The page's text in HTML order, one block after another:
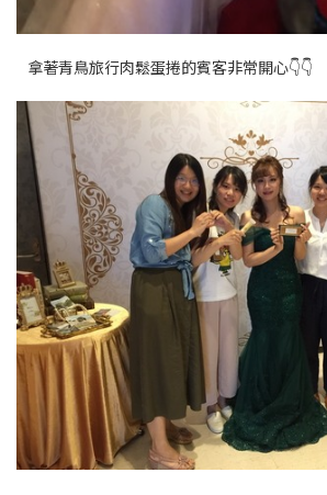
拿著青鳥旅行肉鬆蛋捲的賓客非常開心👇👇